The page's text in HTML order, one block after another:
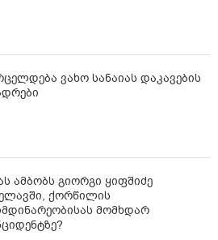
ვახო სანაიას დაკავების
ამბობს გიორგი ყიფშიძე
ქორწილის
მომხდარ